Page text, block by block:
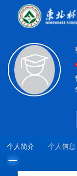
个人简介 个人信息